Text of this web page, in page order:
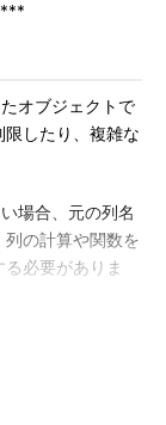
***
オブジェクトで
したり、複雑な
場合、元の列名
の計算や関数を
必要がありま